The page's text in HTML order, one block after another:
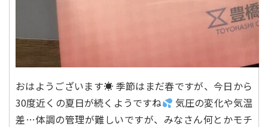
おはようございます☀ 季節はまだ春ですが、今日から
30度近くの夏日が続くようですね
気圧の変化や気温
差…体調の管理が難しいですが、みなさん何とかモチ